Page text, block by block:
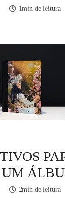
1min de leitura
UM
2min de leitura